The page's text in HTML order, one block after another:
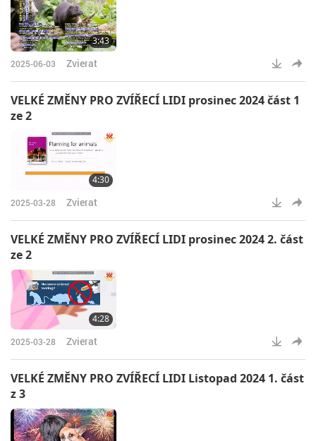
3:43
2025-06-03 Zvierat
VELKÉ ZMĚNY PRO ZVÍŘECÍ LIDI prosinec 2024 část 1
ze 2
4:30
2025-03-28 Zvierat
VELKÉ ZMĚNY PRO ZVÍŘECÍ LIDI prosinec 2024 2. část
ze 2
4:28
2025-03-28 Zvierat
VELKÉ ZMĚNY PRO ZVÍŘECÍ LIDI Listopad 2024 1. část
z 3